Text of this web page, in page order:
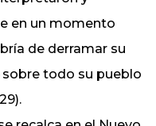
en un momento
de derramar su
sobre todo su pueblo